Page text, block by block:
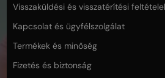
Visszaküldési és visszatérítési
Kapcsolat és ügyfélszolgálat
Termékek és minőség
Fizetés és biztonság